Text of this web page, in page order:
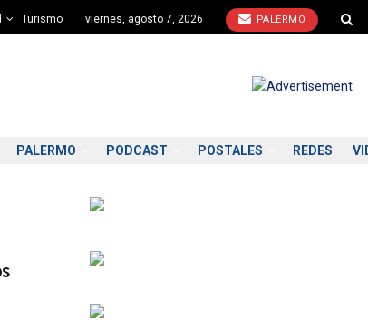
Turismo viernes, agosto 7, 2026 PALERMO
PALERMO PODCAST POSTALES REDES